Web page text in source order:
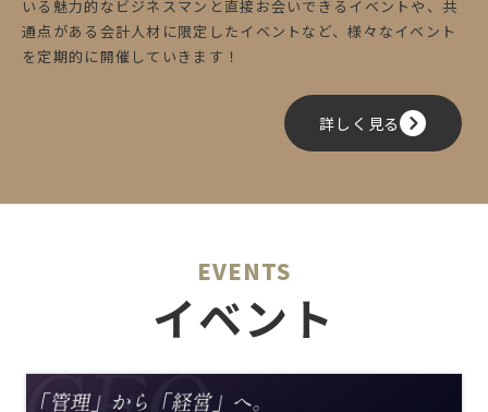
いる魅力的なビジネスマンと直接お会いできるイベントや、共
通点がある会計人材に限定したイベントなど、様々なイベント
を定期的に開催していきます！
詳しく見る
EVENTS
イベント